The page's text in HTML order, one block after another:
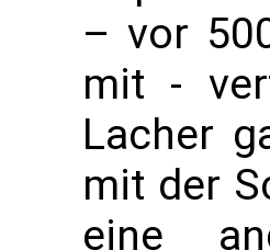
– vor
mit -
Lacher
mit der
eine